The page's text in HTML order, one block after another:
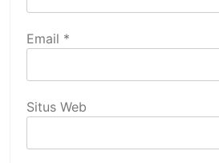
Email *
Situs Web